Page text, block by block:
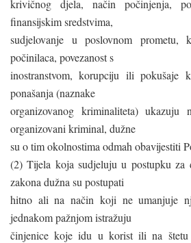
krivičnog djela, način počinjenja,
finansijskim sredstvima,
sudjelovanje u poslovnom prometu,
počinilaca, povezanost s
inostranstvom, korupciju ili pokušaje
ponašanja (naznake
organizovanog kriminaliteta) ukazuju
organizovani kriminal, dužne
su o tim okolnostima odmah obavijestiti
(2) Tijela koja sudjeluju u postupku za
zakona dužna su postupati
hitno ali na način koji ne umanjuje
jednakom pažnjom istražuju
činjenice koje idu u korist ili na štetu